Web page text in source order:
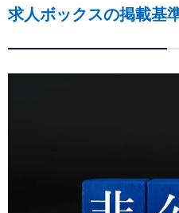
求人ボックスの掲載基